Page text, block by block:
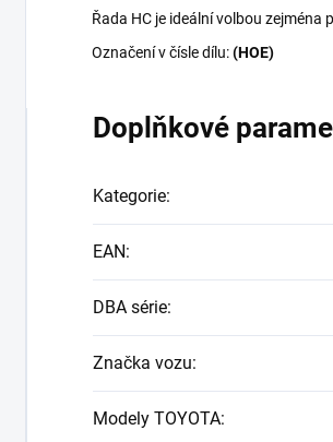
Řada HC je ideální volbou
Označení v čísle dílu:(HOE)
Doplňkové
Kategorie:
EAN:
DBA série:
Značka vozu:
Modely TOYOTA: